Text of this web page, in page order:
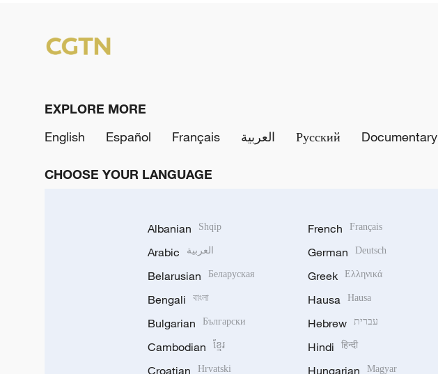
EXPLORE MORE
English
Español Français العربية Русский Documentary
CHOOSE YOUR LANGUAGE
Albanian Shqip
Arabic العربية
Belarusian Беларуская
Bengali বাংলা
Bulgarian Български
Cambodian ខ្មែរ
Croatian Hrvatski
French Français
German Deutsch
Greek Ελληνικά
Hausa Hausa
Hebrew עברית
Hindi हिन्दी
Hungarian Magyar